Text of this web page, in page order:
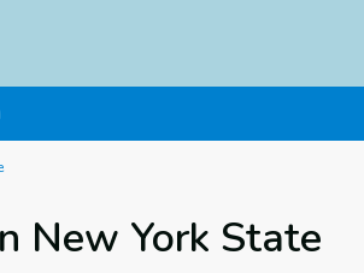
New York State